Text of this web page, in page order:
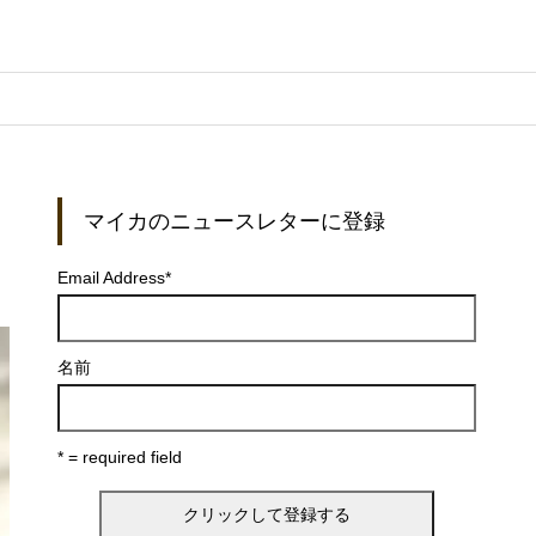
マイカのニュースレターに登録
Email Address*
名前
* = required field